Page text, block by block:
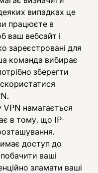
випадках це
працюєте в
ваш вебсайт і
зареєстровані для
команда вибирає
зберегти
намагається
в тому, що IP-
доступ до
ваші
зламати ваші